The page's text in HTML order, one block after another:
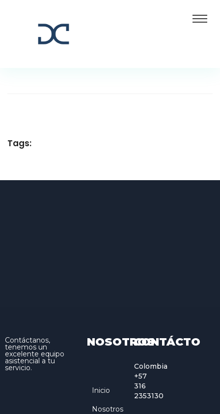
Tags:
Contáctanos,
tenemos un
excelente equipo
asistencial a tu
servicio.
NOSOTROS
Inicio
Nosotros
CONTÁCTO
Colombia
+57
316
2353130